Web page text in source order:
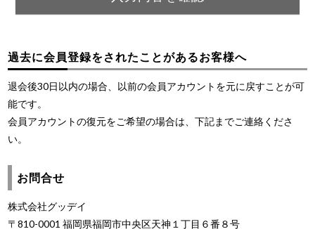
過去に会員登録をされたことがあるお客様へ
退会後30日以内の場合、以前の会員アカウントを元に戻すことが可
能です。
会員アカウントの復元をご希望の場合は、下記までご連絡くださ
い。
お問合せ
株式会社グッデイ
〒810-0001 福岡県福岡市中央区天神１丁目６番８号